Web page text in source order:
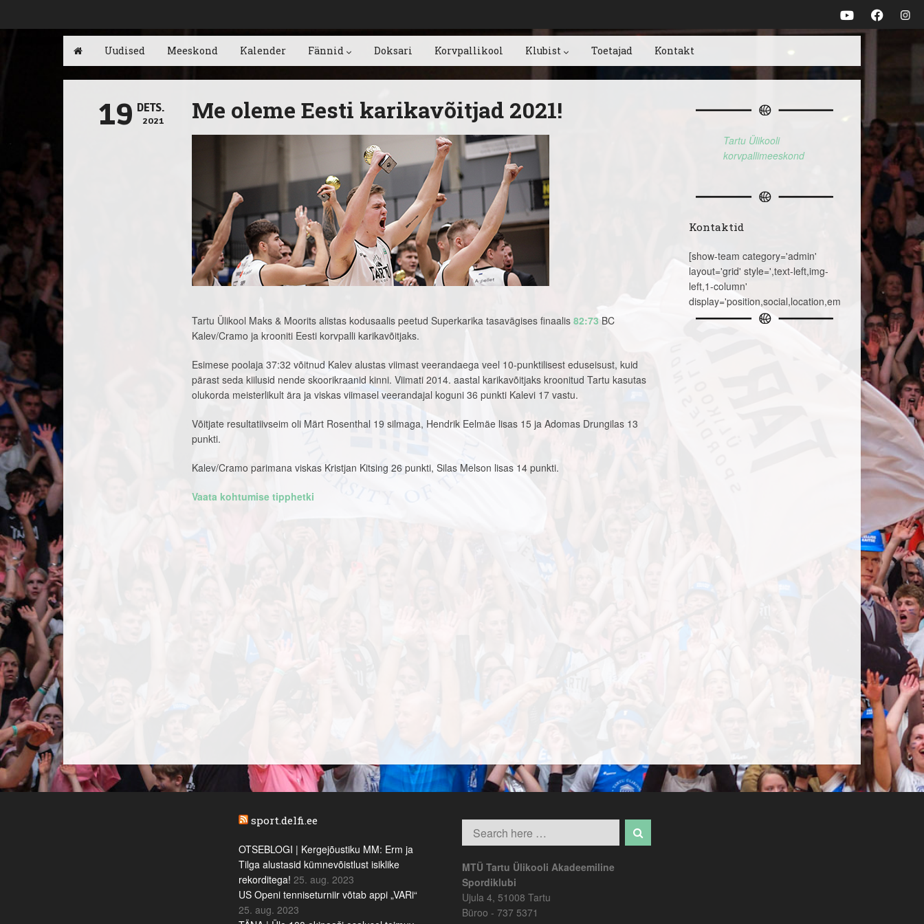
Uudised Meeskond Kalender Fännid Doksari Korvpallikool Klubist Toetajad Kontakt
19 DETS.
2021 Me oleme Eesti karikavõitjad 2021!
Tartu Ülikool Maks & Moorits alistas kodusaalis peetud Superkarika tasavägises finaalis 82:73 BC
Kalev/Cramo ja krooniti Eesti korvpalli karikavõitjaks.
Esimese poolaja 37:32 võitnud Kalev alustas viimast veerandaega veel 10-punktilisest eduseisust, kuid
pärast seda kiilusid nende skoorikraanid kinni. Viimati 2014. aastal karikavõitjaks kroonitud Tartu kasutas
olukorda meisterlikult ära ja viskas viimasel veerandajal koguni 36 punkti Kalevi 17 vastu.
Võitjate resultatiivseim oli Märt Rosenthal 19 silmaga, Hendrik Eelmäe lisas 15 ja Adomas Drungilas 13
punkti.
Kalev/Cramo parimana viskas Kristjan Kitsing 26 punkti, Silas Melson lisas 14 punkti.
Vaata kohtumise tipphetki
Tartu Ülikooli
korvpallimeeskond
Kontaktid
[show-team category='admin'
layout='grid' style=',text-left,img-
left,1-column'
sport.delfi.ee
OTSEBLOGI | Kergejõustiku MM: Erm ja
Tilga alustasid kümnevõistlust isiklike
rekorditega! 25. aug. 2023
US Openi tenniseturniir võtab appi „VARi“
25. aug. 2023
MTÜ Tartu Ülikooli Akadeemiline
Spordiklubi
Ujula 4, 51008 Tartu
Büroo - 737 5371